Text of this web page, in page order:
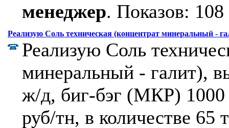
менеджер. Показов: 108
Реализую Соль техническая (концентрат минеральный -
Реализую Соль
минеральный - галит),
ж/д, биг-бэг (МКР) 1000
руб/тн, в количестве 65